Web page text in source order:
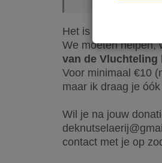
Het is onwerkelijk
We móeten helpen,
van de Vluchteling
Voor minimaal €10
maar ik draag je
Wil je na jouw
contact met je op